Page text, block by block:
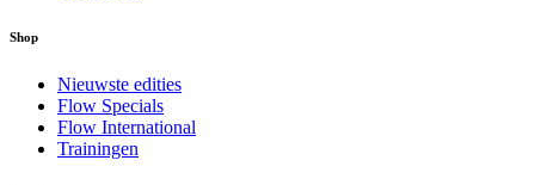
Shop
Nieuwste edities
Flow Specials
Flow International
Trainingen